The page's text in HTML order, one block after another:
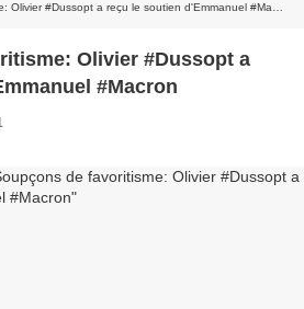
#Dussopt a reçu le soutien d'Emmanuel #Macron
Olivier #Dussopt a
#Macron